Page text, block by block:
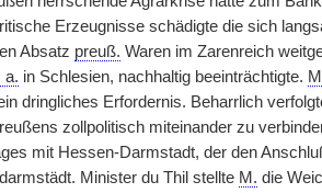
Erzeugnisse schädigte die sich
Absatz preuß. Waren im Zarenreich
a. in Schlesien, nachhaltig beeinträchtigte.
dringliches Erfordernis. Beharrlich
zollpolitisch miteinander zu
mit Hessen-Darmstadt, der den
Minister du Thil stellte M. die